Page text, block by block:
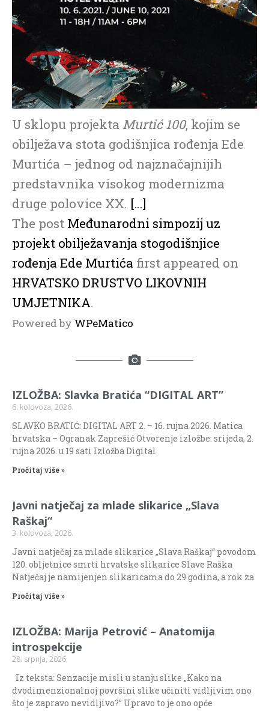
U sklopu projekta Murtić 100, kojim se
obilježava stota godišnjica rođenja Ede
Murtića – jednog od najznačajnijih
predstavnika visokog modernizma
druge polovice XX. […]
The post Međunarodni simpozij uz
projekt obilježavanja stogodišnjice
rođenja Ede Murtića first appeared on
HRVATSKO DRUSTVO LIKOVNIH
UMJETNIKA.
Powered by WPeMatico
IZLOŽBA: Slavka Bratića “DIGITAL ART”
6. kolovoza, 2026.
SLAVKO BRATIĆ: DIGITAL ART 2. – 16. rujna 2026. Matica
hrvatska – Ogranak Zaprešić Otvorenje izložbe: srijeda, 2.
rujna 2026. u 19 sati Izložba Digital
Pročitaj više »
Javni natječaj za mlade slikarice „Slava
Raškaj“
3. kolovoza, 2026.
Javni natječaj za mlade slikarice „Slava Raškaj“ povodom
120. obljetnice smrti hrvatske slikarice Slave Raška
Natječaj je namijenjen slikaricama do 29 godina, a rok za
Pročitaj više »
IZLOŽBA: Marija Petrović – Anatomija
introspekcije
28. srpnja, 2026.
Iz teksta: Senzacije misli u stanju slike „Kako na
dvodimenzionalnoj površini slike učiniti vidljivim ono
što je zapravo nevidljivo?” Upravo to je ono opće